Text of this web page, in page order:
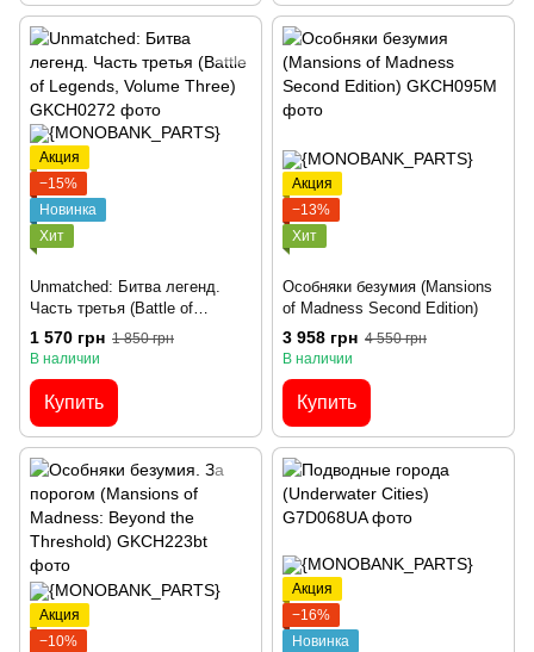
Акция
−15%
Новинка
Хит
Unmatched: Битва легенд.
Часть третья (Battle of
Legends, Volume Three)
1 570 грн 1 850 грн
В наличии
Купить
Акция
−13%
Хит
Особняки безумия (Mansions
of Madness Second Edition)
3 958 грн 4 550 грн
В наличии
Купить
Акция
−10%
Акция
−16%
Новинка